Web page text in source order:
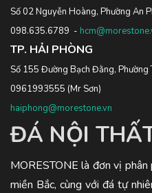
Số 02 Nguyễn Hoàng, Phường An
098.635.6789 -
TP. HẢI PHÒNG
Số 155 Đường Bạch Đằng, Phường
0961993555 (Mr Sơn)
haiphong@morestone.vn
ĐÁ NỘI
MORESTONE là đơn vị
miền Bắc, cùng với đá tự